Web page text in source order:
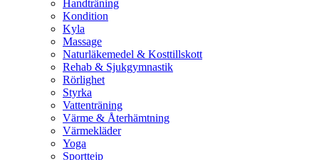
Handträning
Kondition
Kyla
Massage
Naturläkemedel & Kosttillskott
Rehab & Sjukgymnastik
Rörlighet
Styrka
Vattenträning
Värme & Återhämtning
Värmekläder
Yoga
Sporttejp